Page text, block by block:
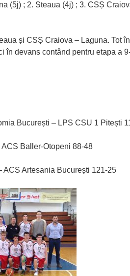
(5j) ; 2. Steaua (4j) ; 3. CSȘ
și CSȘ Craiova – Laguna. Tot
în devans contând pentru etapa a
București – LPS CSU 1 Pitești
Baller-Otopeni 88-48
ACS Artesania București 121-25